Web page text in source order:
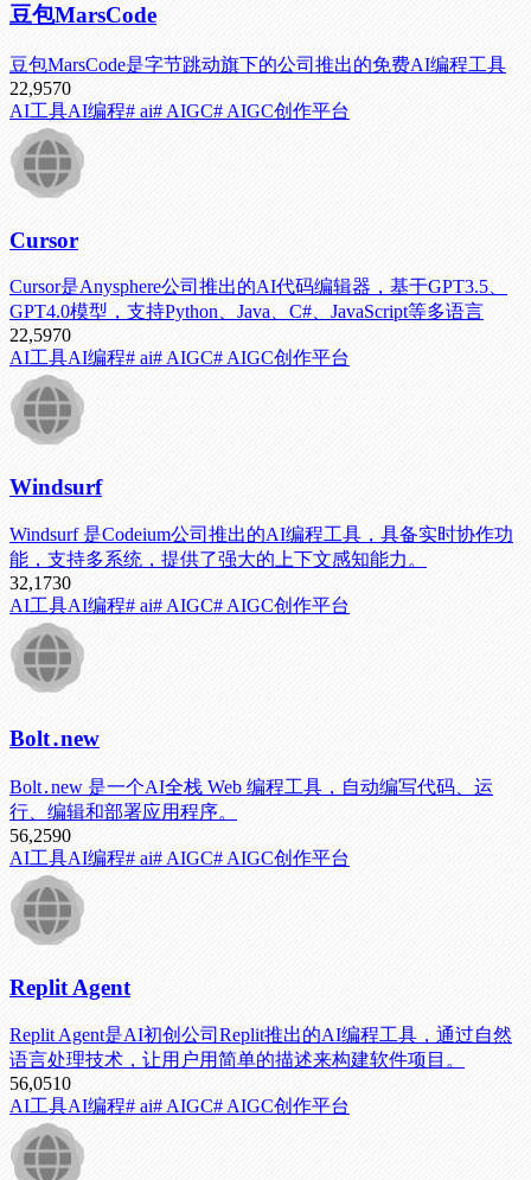
豆包MarsCode
豆包MarsCode是字节跳动旗下的公司推出的免费AI编程工具
22,9570
AI工具AI编程# ai# AIGC# AIGC创作平台
Cursor
Cursor是Anysphere公司推出的AI代码编辑器，基于GPT3.5、
GPT4.0模型，支持Python、Java、C#、JavaScript等多语言
22,5970
AI工具AI编程# ai# AIGC# AIGC创作平台
Windsurf
Windsurf 是Codeium公司推出的AI编程工具，具备实时协作功
能，支持多系统，提供了强大的上下文感知能力。
32,1730
AI工具AI编程# ai# AIGC# AIGC创作平台
Bolt․new
Bolt․new 是一个AI全栈 Web 编程工具，自动编写代码、运
行、编辑和部署应用程序。
56,2590
AI工具AI编程# ai# AIGC# AIGC创作平台
Replit Agent
Replit Agent是AI初创公司Replit推出的AI编程工具，通过自然
语言处理技术，让用户用简单的描述来构建软件项目。
56,0510
AI工具AI编程# ai# AIGC# AIGC创作平台